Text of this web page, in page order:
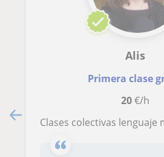
Alis
Primera clase
20€/h
Clases colectivas lenguaje musical,